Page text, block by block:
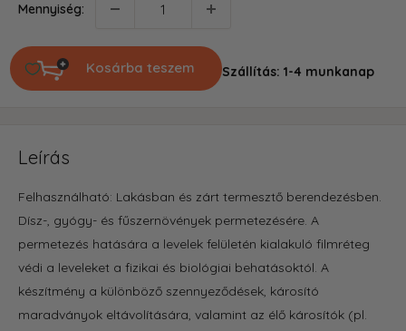
Mennyiség:
Kosárba teszem Szállítás: 1-4 munkanap
Leírás
Felhasználható: Lakásban és zárt termesztő berendezésben.
Dísz-, gyógy- és fűszernövények permetezésére. A
permetezés hatására a levelek felületén kialakuló filmréteg
védi a leveleket a fizikai és biológiai behatásoktól. A
készítmény a különböző szennyeződések, károsító
maradványok eltávolítására, valamint az élő károsítók (pl.